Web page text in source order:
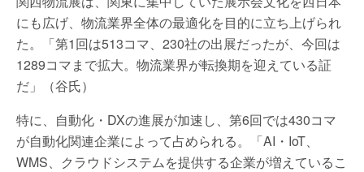
にも広げ、物流業界全体の最適化を目的に立ち上げられ
た。「第1回は513コマ、230社の出展だったが、今回は
1289コマまで拡大。物流業界が転換期を迎えている証
だ」（谷氏）
特に、自動化・DXの進展が加速し、第6回では430コマ
が自動化関連企業によって占められる。「AI・IoT、
WMS、クラウドシステムを提供する企業が増えているこ